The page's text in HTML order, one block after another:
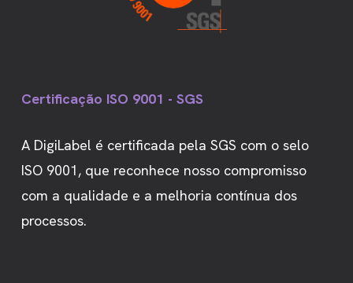
Certificação ISO 9001 - SGS
A DigiLabel é certificada pela SGS com o selo
ISO 9001, que reconhece nosso compromisso
com a qualidade e a melhoria contínua dos
processos.